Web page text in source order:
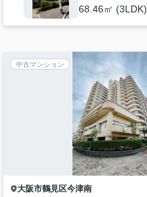
68.46㎡ (3LDK)
中古マンション
大阪市鶴見区今津南